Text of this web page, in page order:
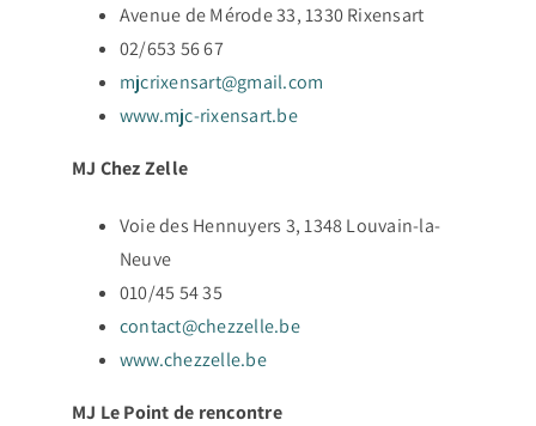
Avenue de Mérode 33, 1330 Rixensart
02/653 56 67
mjcrixensart@gmail.com
www.mjc-rixensart.be
MJ Chez Zelle
Voie des Hennuyers 3, 1348 Louvain-la-
Neuve
010/45 54 35
contact@chezzelle.be
www.chezzelle.be
MJ Le Point de rencontre